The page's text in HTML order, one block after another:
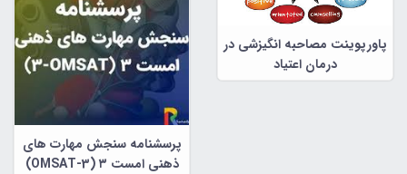
پاورپوینت مصاحبه انگیزشی در
درمان اعتیاد
پرسشنامه سنجش مهارت های
ذهنی امست ۳ (OMSAT-3)